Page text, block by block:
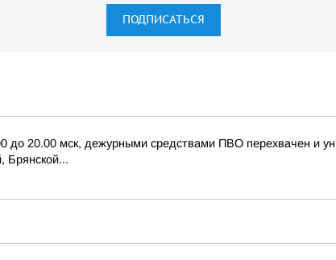
ПОДПИСАТЬСЯ
до 20.00 мск, дежурными средствами ПВО перехвачен и
Брянской...